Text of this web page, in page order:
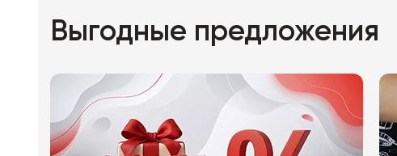
Выгодные предложения